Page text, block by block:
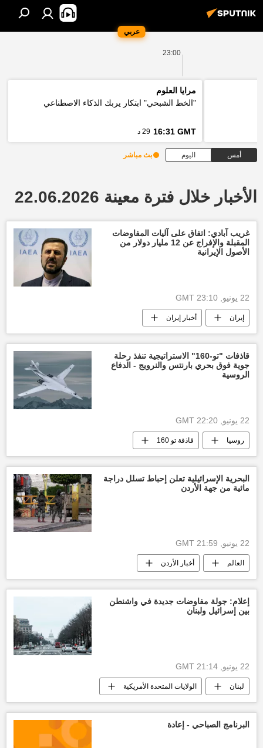
عربي
23:00
مرايا العلوم
"الخط الشبحي" ابتكار يربك الذكاء الاصطناعي
16:31 GMT 29 د
أمس اليوم بث مباشر
الأخبار خلال فترة معينة 22.06.2026
غريب آبادي: اتفاق على آليات المفاوضات
المقبلة والإفراج عن 12 مليار دولار من
الأصول الإيرانية
22 يونيو, 23:10 GMT
إيران أخبار إيران
الولايات المتحدة الأمريكية العالم
قاذفات "تو-160" الاستراتيجية تنفذ رحلة
جوية فوق بحري بارنتس والنرويج - الدفاع
الروسية
22 يونيو, 22:20 GMT
روسيا قاذفة تو 160
البحرية الإسرائيلية تعلن إحباط تسلل دراجة
مائية من جهة الأردن
22 يونيو, 21:59 GMT
العالم أخبار الأردن
إعلام: جولة مفاوضات جديدة في واشنطن
بين إسرائيل ولبنان
22 يونيو, 21:14 GMT
لبنان الولايات المتحدة الأمريكية
العالم أخبار حزب الله العالم العربي
البرنامج الصباحي - إعادة